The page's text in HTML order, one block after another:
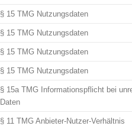
§ 15 TMG Nutzungsdaten
§ 15 TMG Nutzungsdaten
§ 15 TMG Nutzungsdaten
§ 15 TMG Nutzungsdaten
§ 15a TMG Informationspflicht bei
Daten
§ 11 TMG Anbieter-Nutzer-Verhältnis